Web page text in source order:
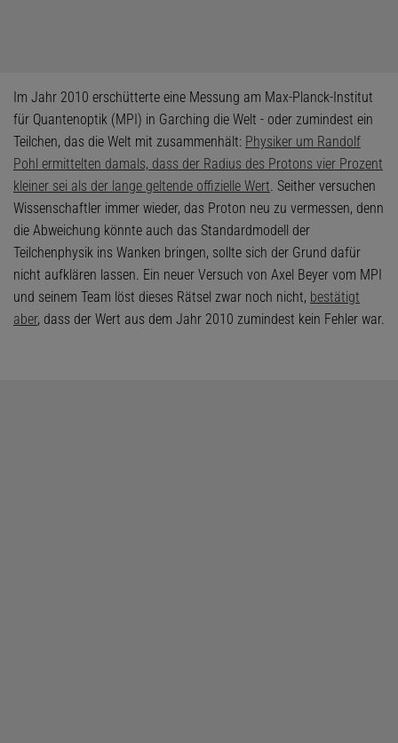
Im Jahr 2010 erschütterte eine Messung am Max-Planck-Institut
für Quantenoptik (MPI) in Garching die Welt - oder zumindest ein
Teilchen, das die Welt mit zusammenhält: Physiker um Randolf
Pohl ermittelten damals, dass der Radius des Protons vier Prozent
kleiner sei als der lange geltende offizielle Wert. Seither versuchen
Wissenschaftler immer wieder, das Proton neu zu vermessen, denn
die Abweichung könnte auch das Standardmodell der
Teilchenphysik ins Wanken bringen, sollte sich der Grund dafür
nicht aufklären lassen. Ein neuer Versuch von Axel Beyer vom MPI
und seinem Team löst dieses Rätsel zwar noch nicht, bestätigt
aber, dass der Wert aus dem Jahr 2010 zumindest kein Fehler war.